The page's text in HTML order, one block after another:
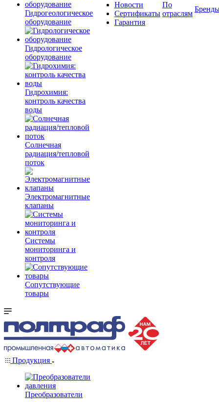
Гидрогеологическое
оборудование
Гидрологическое
оборудование
Гидрохимия:
контроль качества
воды
Солнечная
радиация/тепловой
поток
Электромагнитные
клапаны
Системы
мониторинга и
контроля
Сопутствующие
товары
Новости
Сертификаты
Гарантия
По
отраслям
Продукция
Преобразователи